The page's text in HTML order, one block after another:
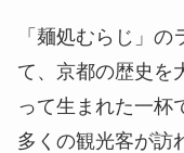
「麺処むらじ」
て、京都の歴史を
って生まれた一杯
多くの観光客が訪